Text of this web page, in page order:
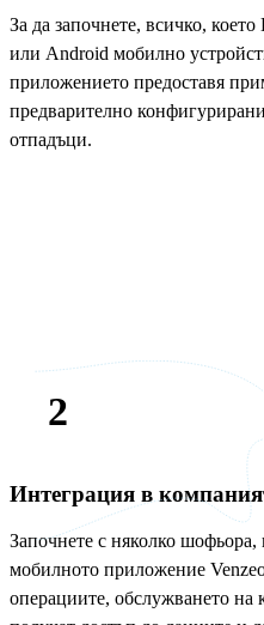
За да започнете, всичко,
или Android мобилно
приложението предоставя
предварително
отпадъци.
2
Интеграция в
Започнете с няколко
мобилното приложение
операциите, обслужването на